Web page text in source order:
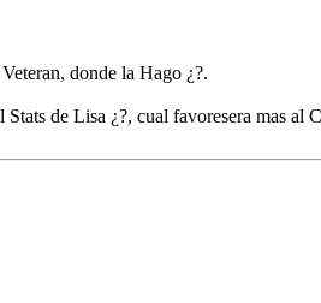
donde la Hago ¿?.
de Lisa ¿?, cual favoresera mas al